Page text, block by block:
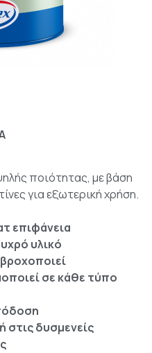
ποιότητας, με βάση
για εξωτερική χρήση.
επιφάνεια
υλικό
σε κάθε τύπο
στις δυσμενείς